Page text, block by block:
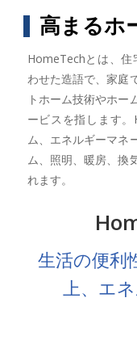
高まるホ
HomeTechとは、
わせた造語で、家庭
トホーム技術やホー
ービスを指します
ム、エネルギーマネ
ム、照明、暖房、換
れます。
生活の便利
上、エ